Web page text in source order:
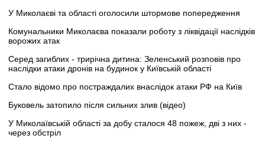
У Миколаєві та області оголосили штормове попередження
Комунальники Миколаєва показали роботу з ліквідації наслідків
ворожих атак
Серед загиблих - трирічна дитина: Зеленський розповів про
наслідки атаки дронів на будинок у Київській області
Стало відомо про постраждалих внаслідок атаки РФ на Київ
Буковель затопило після сильних злив (відео)
У Миколаївській області за добу сталося 48 пожеж, дві з них -
через обстріл